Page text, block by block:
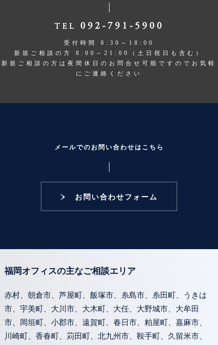
TEL 092-791-5900
受付時間 8:30～18:00
新規ご相談の方 8:00～21:00（土日祝日も含む）
新規ご相談の方は夜間休日のお問合せ可能ですのでお気軽
にご連絡ください
メールでのお問い合わせはこちら
お問い合わせフォーム
福岡オフィスの主なご相談エリア
赤村、朝倉市、芦屋町、飯塚市、糸島市、糸田町、うきは
市、宇美町、大川市、大木町、大任、大野城市、大牟田
市、岡垣町、小郡市、遠賀町、春日市、粕屋町、嘉麻市、
川崎町、香春町、苅田町、北九州市、鞍手町、久留米市、